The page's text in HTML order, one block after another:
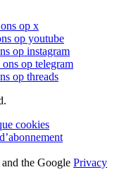
op x
op youtube
op instagram
op telegram
op threads
cookies
the Google Privacy